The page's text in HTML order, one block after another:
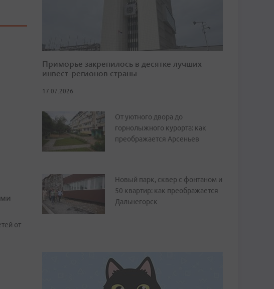
от
Приморье закрепилось в десятке лучших
инвест-регионов страны
17.07.2026
От уютного двора до
горнолыжного курорта: как
преображается Арсеньев
Новый парк, сквер с фонтаном и
50 квартир: как преображается
Дальнегорск